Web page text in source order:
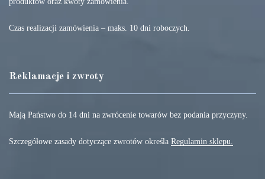
Czas realizacji zamówienia – maks. 10 dni roboczych.
Reklamacje i zwroty
Mają Państwo do 14 dni na zwrócenie towarów bez podania przyczyny.
Szczegółowe zasady dotyczące zwrotów określa Regulamin sklepu.